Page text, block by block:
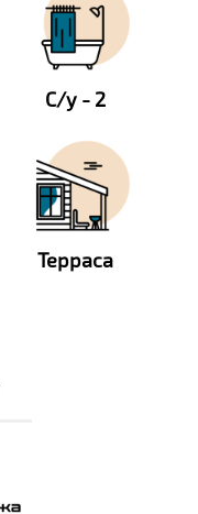
С/у - 2
Терраса